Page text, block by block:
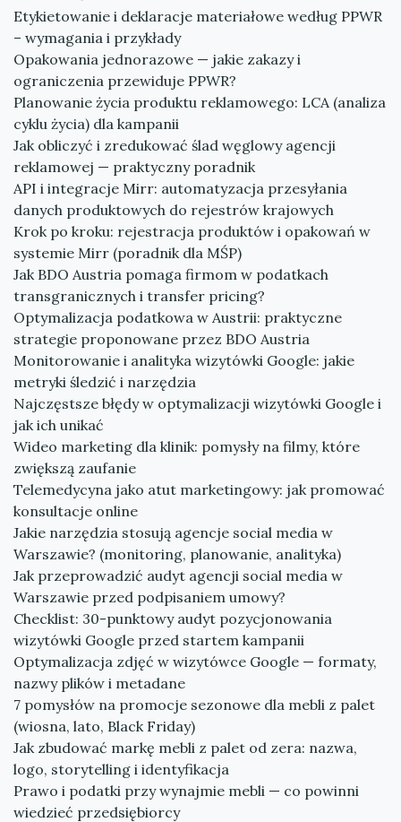
Etykietowanie i deklaracje materiałowe według PPWR
– wymagania i przykłady
Opakowania jednorazowe — jakie zakazy i
ograniczenia przewiduje PPWR?
Planowanie życia produktu reklamowego: LCA (analiza
cyklu życia) dla kampanii
Jak obliczyć i zredukować ślad węglowy agencji
reklamowej — praktyczny poradnik
API i integracje Mirr: automatyzacja przesyłania
danych produktowych do rejestrów krajowych
Krok po kroku: rejestracja produktów i opakowań w
systemie Mirr (poradnik dla MŚP)
Jak BDO Austria pomaga firmom w podatkach
transgranicznych i transfer pricing?
Optymalizacja podatkowa w Austrii: praktyczne
strategie proponowane przez BDO Austria
Monitorowanie i analityka wizytówki Google: jakie
metryki śledzić i narzędzia
Najczęstsze błędy w optymalizacji wizytówki Google i
jak ich unikać
Wideo marketing dla klinik: pomysły na filmy, które
zwiększą zaufanie
Telemedycyna jako atut marketingowy: jak promować
konsultacje online
Jakie narzędzia stosują agencje social media w
Warszawie? (monitoring, planowanie, analityka)
Jak przeprowadzić audyt agencji social media w
Warszawie przed podpisaniem umowy?
Checklist: 30-punktowy audyt pozycjonowania
wizytówki Google przed startem kampanii
Optymalizacja zdjęć w wizytówce Google — formaty,
nazwy plików i metadane
7 pomysłów na promocje sezonowe dla mebli z palet
(wiosna, lato, Black Friday)
Jak zbudować markę mebli z palet od zera: nazwa,
logo, storytelling i identyfikacja
Prawo i podatki przy wynajmie mebli — co powinni
wiedzieć przedsiębiorcy